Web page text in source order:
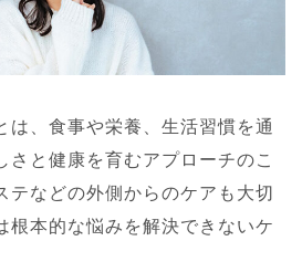
は、食事や栄養、生活習慣を通
さと健康を育むアプローチのこ
テなどの外側からのケアも大切
根本的な悩みを解決できないケ